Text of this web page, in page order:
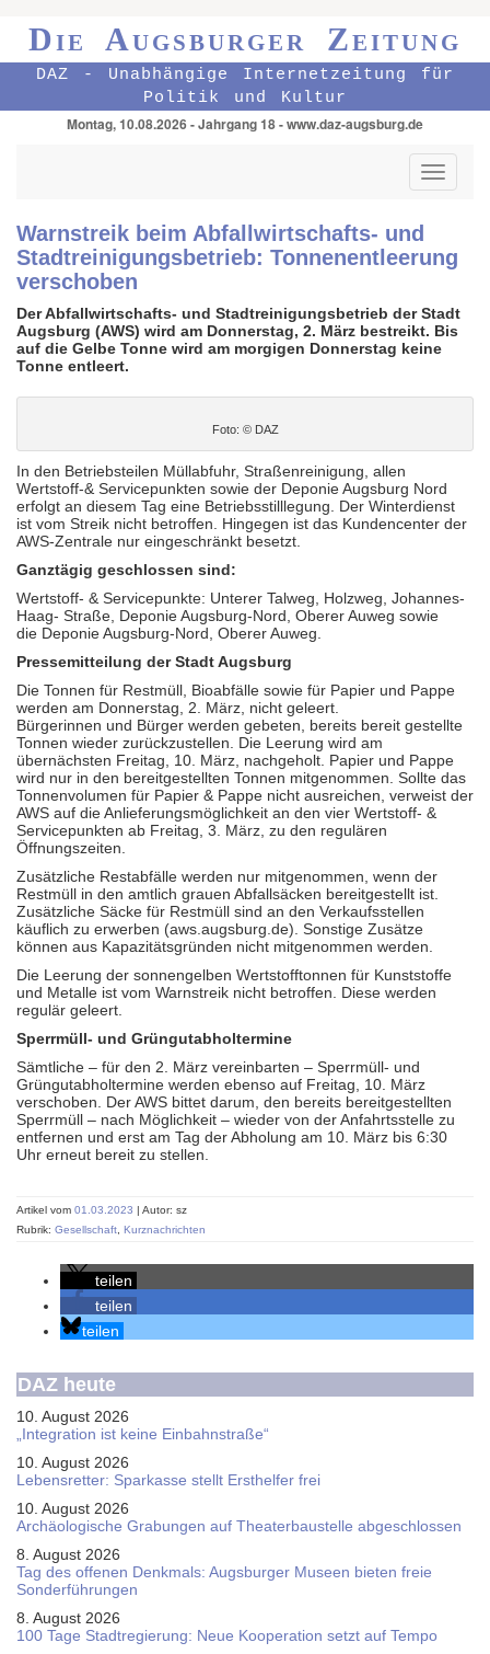
Die Augsburger Zeitung
DAZ - Unabhängige Internetzeitung für
Politik und Kultur
Montag, 10.08.2026 - Jahrgang 18 - www.daz-augsburg.de
Toggle
Warnstreik beim Abfallwirtschafts- und
Stadtreinigungsbetrieb: Tonnenentleerung
verschoben
Der Abfallwirtschafts- und Stadtreinigungsbetrieb der Stadt
Augsburg (AWS) wird am Donnerstag, 2. März bestreikt. Bis
auf die Gelbe Tonne wird am morgigen Donnerstag keine
Tonne entleert.
Foto: © DAZ
In den Betriebsteilen Müllabfuhr, Straßenreinigung, allen
Wertstoff-& Servicepunkten sowie der Deponie Augsburg Nord
erfolgt an diesem Tag eine Betriebsstilllegung. Der Winterdienst
ist vom Streik nicht betroffen. Hingegen ist das Kundencenter der
AWS-Zentrale nur eingeschränkt besetzt.
Ganztägig geschlossen sind:
Wertstoff- & Servicepunkte: Unterer Talweg, Holzweg, Johannes-
Haag- Straße, Deponie Augsburg-Nord, Oberer Auweg sowie
die Deponie Augsburg-Nord, Oberer Auweg.
Pressemitteilung der Stadt Augsburg
Die Tonnen für Restmüll, Bioabfälle sowie für Papier und Pappe
werden am Donnerstag, 2. März, nicht geleert.
Bürgerinnen und Bürger werden gebeten, bereits bereit gestellte
Tonnen wieder zurückzustellen. Die Leerung wird am
übernächsten Freitag, 10. März, nachgeholt. Papier und Pappe
wird nur in den bereitgestellten Tonnen mitgenommen. Sollte das
Tonnenvolumen für Papier & Pappe nicht ausreichen, verweist der
AWS auf die Anlieferungsmöglichkeit an den vier Wertstoff- &
Servicepunkten ab Freitag, 3. März, zu den regulären
Öffnungszeiten.
Zusätzliche Restabfälle werden nur mitgenommen, wenn der
Restmüll in den amtlich grauen Abfallsäcken bereitgestellt ist.
Zusätzliche Säcke für Restmüll sind an den Verkaufsstellen
käuflich zu erwerben (aws.augsburg.de). Sonstige Zusätze
können aus Kapazitätsgründen nicht mitgenommen werden.
Die Leerung der sonnengelben Wertstofftonnen für Kunststoffe
und Metalle ist vom Warnstreik nicht betroffen. Diese werden
regulär geleert.
Sperrmüll- und Grüngutabholtermine
Sämtliche – für den 2. März vereinbarten – Sperrmüll- und
Grüngutabholtermine werden ebenso auf Freitag, 10. März
verschoben. Der AWS bittet darum, den bereits bereitgestellten
Sperrmüll – nach Möglichkeit – wieder von der Anfahrtsstelle zu
entfernen und erst am Tag der Abholung am 10. März bis 6:30
Uhr erneut bereit zu stellen.
Artikel vom 01.03.2023 | Autor: sz
Rubrik: Gesellschaft Kurznachrichten
teilen
teilen
teilen
DAZ heute
10. August 2026
„Integration ist keine Einbahnstraße“
10. August 2026
Le­bens­ret­ter: Spar­kas­se stellt Erst­hel­fer frei
10. August 2026
Ar­chäo­lo­gi­sche Gra­bun­gen auf Thea­ter­bau­stel­le ab­ge­schlos­sen
8. August 2026
Tag des offenen Denkmals: Augsburger Museen bieten freie
Sonderführungen
8. August 2026
100 Tage Stadtregierung: Neue Kooperation setzt auf Tempo